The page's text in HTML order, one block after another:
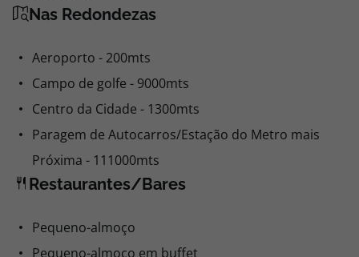
Nas Redondezas
Aeroporto - 200mts
Campo de golfe - 9000mts
Centro da Cidade - 1300mts
Paragem de Autocarros/Estação do Metro mais
Próxima - 111000mts
Restaurantes/Bares
Pequeno-almoço
Pequeno-almoço em buffet